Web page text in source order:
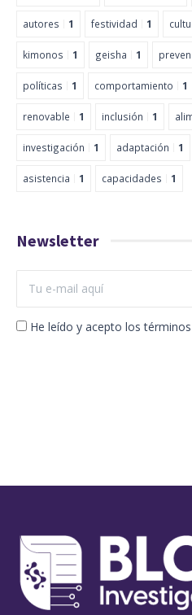
autores 1 festividad 1
kimonos 1 geisha 1
políticas 1 comportamiento 1
renovable 1 inclusión 1
investigación 1 adaptación 1
asistencia 1 capacidades 1
Newsletter
He leído y acepto los